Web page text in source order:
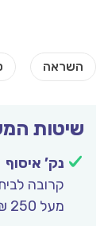
שיטות
נק’ איסוף
מעל 250 ₪ משלוח חינם.